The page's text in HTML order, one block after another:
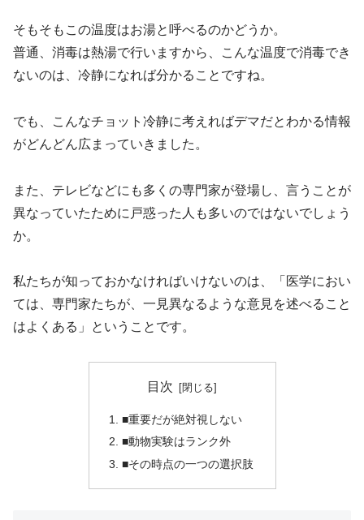
そもそもこの温度はお湯と呼べるのかどうか。
普通、消毒は熱湯で行いますから、こんな温度で消毒でき
ないのは、冷静になれば分かることですね。
でも、こんなチョット冷静に考えればデマだとわかる情報
がどんどん広まっていきました。
また、テレビなどにも多くの専門家が登場し、言うことが
異なっていたために戸惑った人も多いのではないでしょう
か。
私たちが知っておかなければいけないのは、「医学におい
ては、専門家たちが、一見異なるような意見を述べること
はよくある」ということです。
目次
■重要だが絶対視しない
■動物実験はランク外
■その時点の一つの選択肢